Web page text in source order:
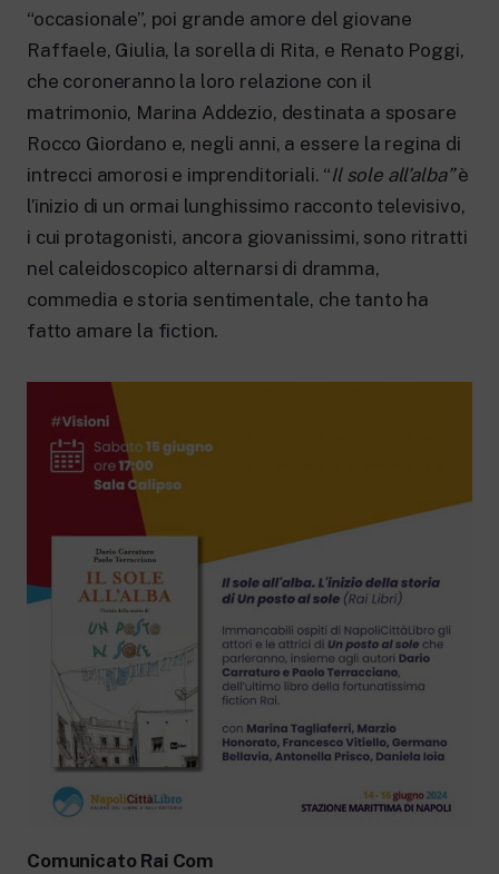
“occasionale”, poi grande amore del giovane
Raffaele, Giulia, la sorella di Rita, e Renato Poggi,
che coroneranno la loro relazione con il
matrimonio, Marina Addezio, destinata a sposare
Rocco Giordano e, negli anni, a essere la regina di
intrecci amorosi e imprenditoriali. “Il sole all’alba”è
l’inizio di un ormai lunghissimo racconto televisivo,
i cui protagonisti, ancora giovanissimi, sono ritratti
nel caleidoscopico alternarsi di dramma,
commedia e storia sentimentale, che tanto ha
fatto amare la fiction.
Comunicato Rai Com